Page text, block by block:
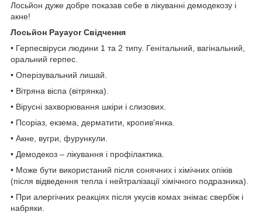
Лосьйон дуже добре показав себе в лікуванні демодекозу і
акне!
Лосьйон Payayor Свідчення
• Герпесвіруси людини 1 та 2 типу. Генітальний, вагінальний,
оральний герпес.
• Оперізувальний лишай.
• Вітряна віспа (вітрянка).
• Вірусні захворювання шкіри і слизових.
• Псоріаз, екзема, дерматити, кропив'янка.
• Акне, вугри, фурункули.
• Демодекоз – лікування і профілактика.
• Може бути використаний після сонячних і хімічних опіків
(після відведення тепла і нейтралізації хімічного подразника).
• При алергічних реакціях після укусів комах знімає свербіж і
набряки.